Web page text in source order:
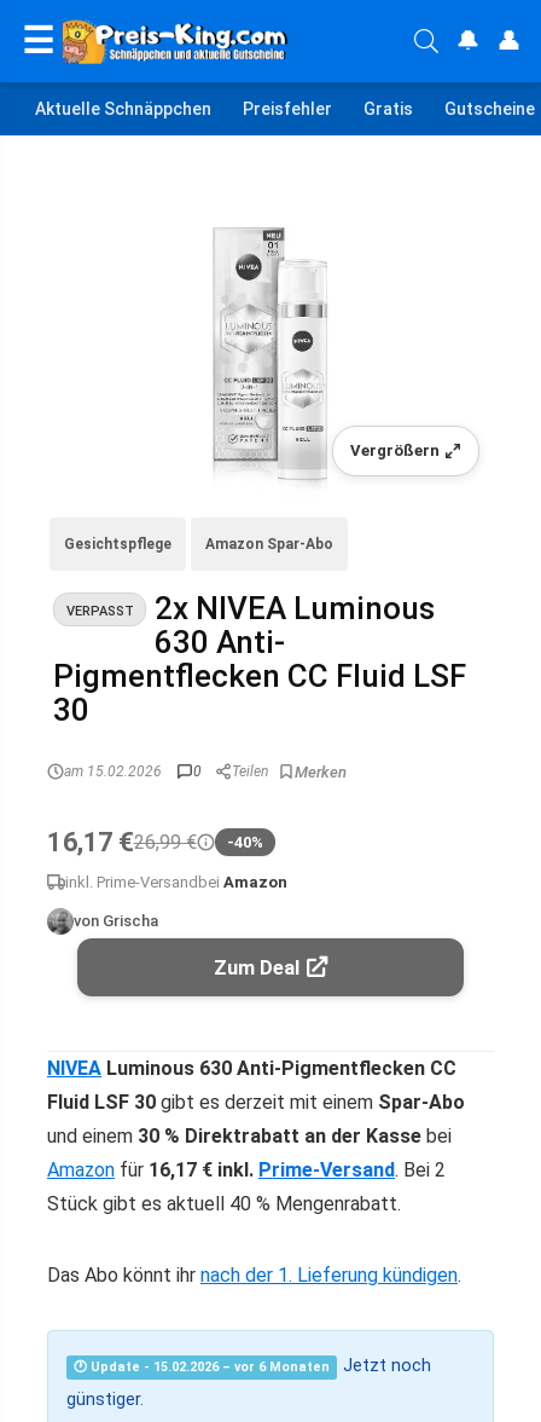
☰ 🔔 👤
Aktuelle Schnäppchen Preisfehler Gratis Gutscheine
Vergrößern
Gesichtspflege Amazon Spar-Abo
VERPASST
2x NIVEA Luminous
630 Anti-
Pigmentflecken CC Fluid LSF
30
am 15.02.2026 0 Teilen
16,17 €26,99 € -40%
inkl. Prime-Versand bei Amazon
von Grischa
Zum Deal
NIVEA Luminous 630 Anti-Pigmentflecken CC
Fluid LSF 30 gibt es derzeit mit einem Spar-Abo
und einem 30 % Direktrabatt an der Kasse bei
Amazon für 16,17 € inkl. Prime-Versand. Bei 2
Stück gibt es aktuell 40 % Mengenrabatt.
Das Abo könnt ihr nach der 1. Lieferung kündigen.
🕐 Update - 15.02.2026 – vor 6 Monaten
Jetzt noch
günstiger.